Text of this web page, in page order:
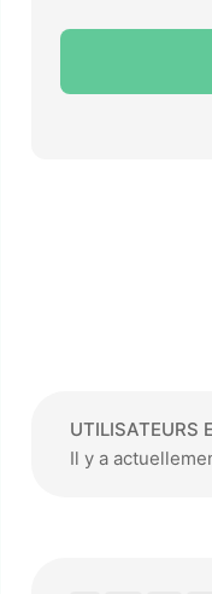
UTILISATEURS
Il y a